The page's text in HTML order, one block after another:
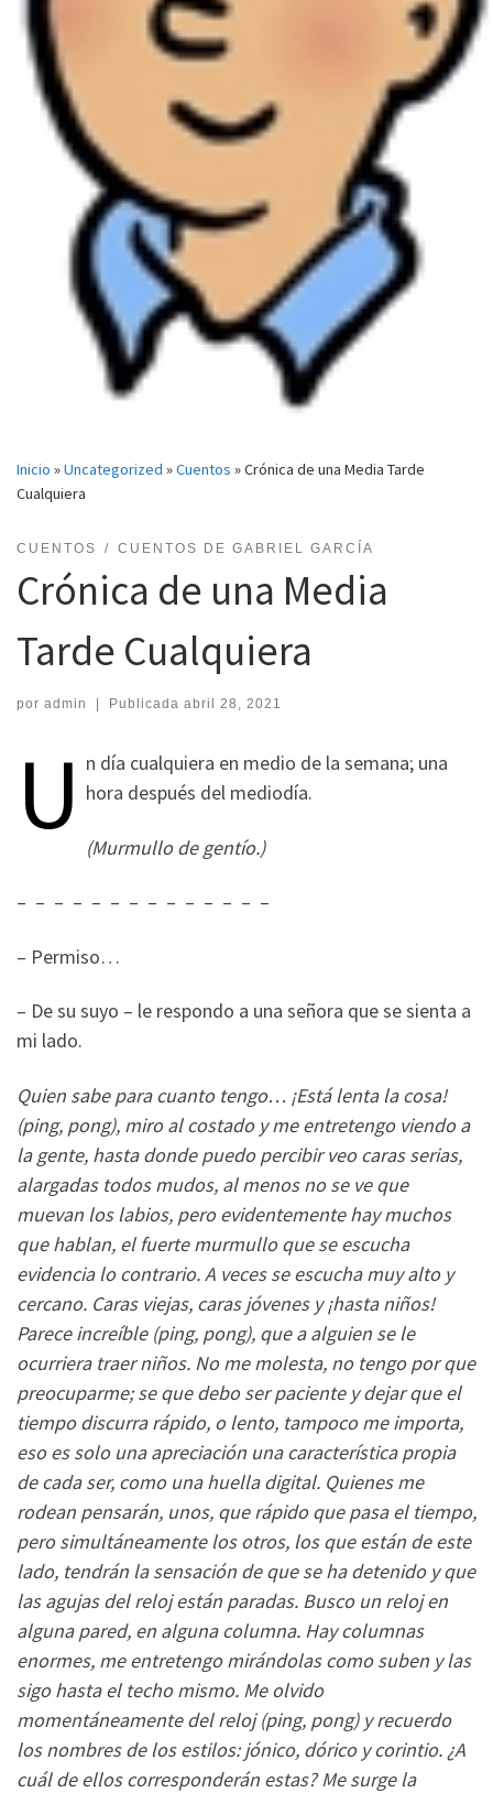
Inicio »Uncategorized »Cuentos »Crónica de una Media Tarde
Cualquiera
CUENTOS CUENTOS DE GABRIEL GARCÍA
Crónica de una Media
Tarde Cualquiera
por admin Publicada abril 28, 2021
U n día cualquiera en medio de la semana; una
hora después del mediodía.
(Murmullo de gentío.)
– – – – – – – – – – – – – –
– Permiso…
– De su suyo – le respondo a una señora que se sienta a
mi lado.
Quien sabe para cuanto tengo… ¡Está lenta la cosa!
(ping, pong), miro al costado y me entretengo viendo a
la gente, hasta donde puedo percibir veo caras serias,
alargadas todos mudos, al menos no se ve que
muevan los labios, pero evidentemente hay muchos
que hablan, el fuerte murmullo que se escucha
evidencia lo contrario. A veces se escucha muy alto y
cercano. Caras viejas, caras jóvenes y ¡hasta niños!
Parece increíble (ping, pong), que a alguien se le
ocurriera traer niños. No me molesta, no tengo por que
preocuparme; se que debo ser paciente y dejar que el
tiempo discurra rápido, o lento, tampoco me importa,
eso es solo una apreciación una característica propia
de cada ser, como una huella digital. Quienes me
rodean pensarán, unos, que rápido que pasa el tiempo,
pero simultáneamente los otros, los que están de este
lado, tendrán la sensación de que se ha detenido y que
las agujas del reloj están paradas. Busco un reloj en
alguna pared, en alguna columna. Hay columnas
enormes, me entretengo mirándolas como suben y las
sigo hasta el techo mismo. Me olvido
momentáneamente del reloj (ping, pong) y recuerdo
los nombres de los estilos: jónico, dórico y corintio. ¿A
cuál de ellos corresponderán estas? Me surge la